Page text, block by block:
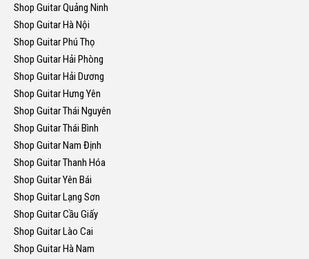
Shop Guitar Quảng Ninh
Shop Guitar Hà Nội
Shop Guitar Phú Thọ
Shop Guitar Hải Phòng
Shop Guitar Hải Dương
Shop Guitar Hưng Yên
Shop Guitar Thái Nguyên
Shop Guitar Thái Bình
Shop Guitar Nam Định
Shop Guitar Thanh Hóa
Shop Guitar Yên Bái
Shop Guitar Lạng Sơn
Shop Guitar Cầu Giấy
Shop Guitar Lào Cai
Shop Guitar Hà Nam